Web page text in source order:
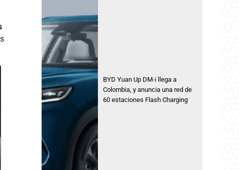
BYD Yuan Up DM-i llega a
Colombia, y anuncia una red de
60 estaciones Flash Charging